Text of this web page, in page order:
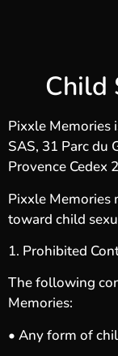
Child
Pixxle Memories
SAS, 31 Parc du
Provence Cedex
Pixxle Memories
toward child
1. Prohibited
The following
Memories:
• Any form of